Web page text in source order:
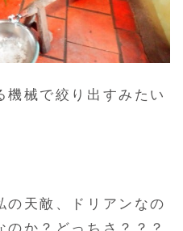
機械で絞り出すみたい
の天敵、ドリアンなの